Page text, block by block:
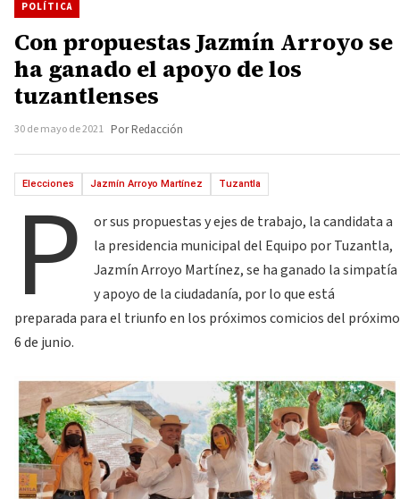
POLÍTICA
Con propuestas Jazmín Arroyo se
ha ganado el apoyo de los
tuzantlenses
30 de mayo de 2021 Por Redacción
Elecciones Jazmín Arroyo Martínez Tuzantla
P
or sus propuestas y ejes de trabajo, la candidata a
la presidencia municipal del Equipo por Tuzantla,
Jazmín Arroyo Martínez, se ha ganado la simpatía
y apoyo de la ciudadanía, por lo que está
preparada para el triunfo en los próximos comicios del próximo
6 de junio.